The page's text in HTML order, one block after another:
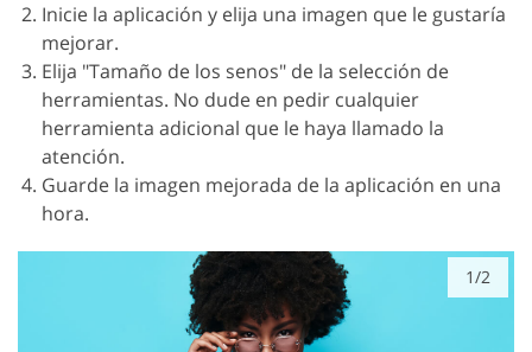
Inicie la aplicación y elija una imagen que le gustaría
mejorar.
Elija "Tamaño de los senos" de la selección de
herramientas. No dude en pedir cualquier
herramienta adicional que le haya llamado la
atención.
Guarde la imagen mejorada de la aplicación en una
hora.
1/2